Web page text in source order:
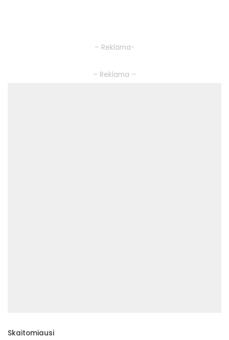
– Reklama-
– Reklama –
Skaitomiausi